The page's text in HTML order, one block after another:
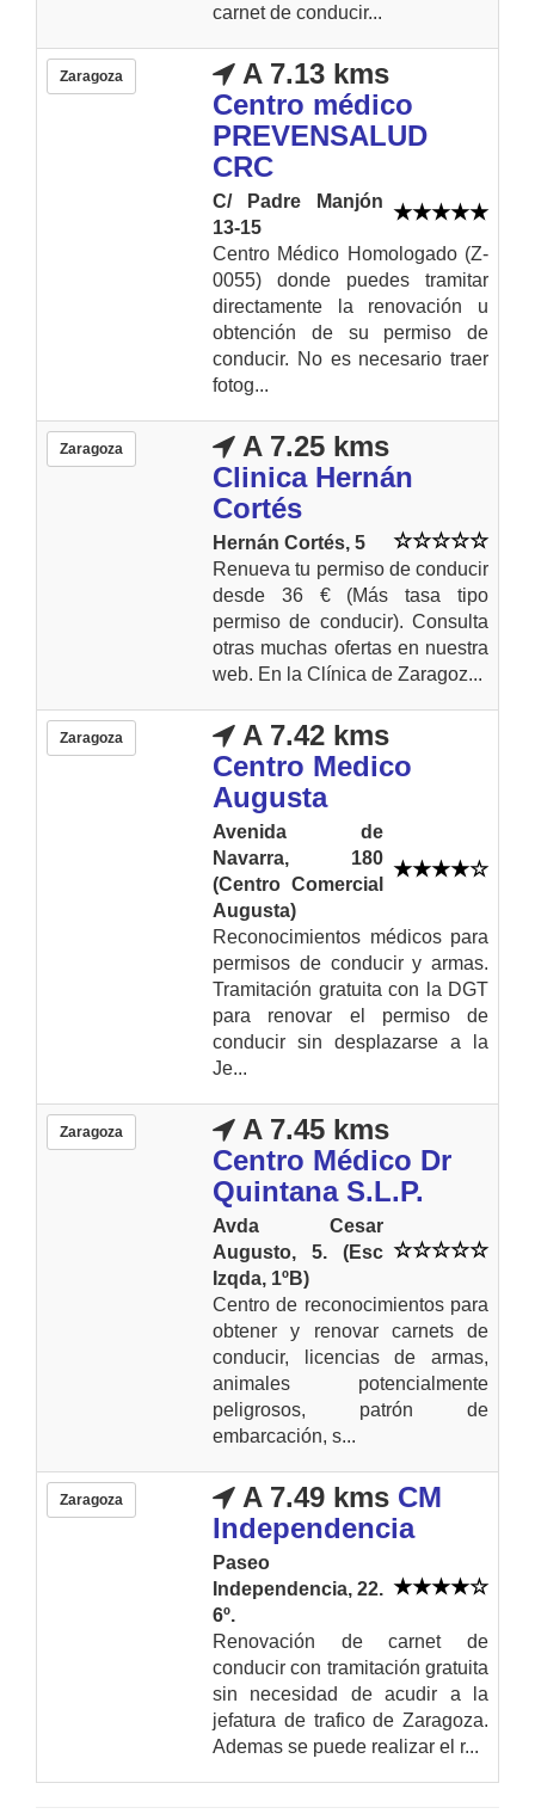
carnet de conducir...
Zaragoza
A 7.13 kms
Centro médico
PREVENSALUD
CRC
C/ Padre Manjón
13-15
Centro Médico Homologado (Z-
0055) donde puedes tramitar
directamente la renovación u
obtención de su permiso de
conducir. No es necesario traer
fotog...
Zaragoza
A 7.25 kms
Clinica Hernán
Cortés
Hernán Cortés, 5
Renueva tu permiso de conducir
desde 36 € (Más tasa tipo
permiso de conducir). Consulta
otras muchas ofertas en nuestra
web. En la Clínica de Zaragoz...
Zaragoza
A 7.42 kms
Centro Medico
Augusta
Avenida de
Navarra, 180
(Centro Comercial
Augusta)
Reconocimientos médicos para
permisos de conducir y armas.
Tramitación gratuita con la DGT
para renovar el permiso de
conducir sin desplazarse a la
Je...
Zaragoza
A 7.45 kms
Centro Médico Dr
Quintana S.L.P.
Avda Cesar
Augusto, 5. (Esc
Izqda, 1ºB)
Centro de reconocimientos para
obtener y renovar carnets de
conducir, licencias de armas,
animales potencialmente
peligrosos, patrón de
embarcación, s...
Zaragoza A 7.49 kms CM
Independencia
Paseo
Independencia, 22.
6º.
Renovación de carnet de
conducir con tramitación gratuita
sin necesidad de acudir a la
jefatura de trafico de Zaragoza.
Ademas se puede realizar el r...